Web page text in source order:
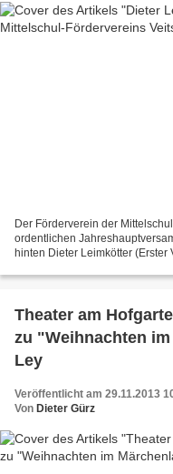
Der Förderverein der
ordentlichen
hinten Dieter Leimkötter (Erster
Theater am
zu "Weihnachten
Ley
Veröffentlicht am 29.11.2013
Von Dieter Gürz